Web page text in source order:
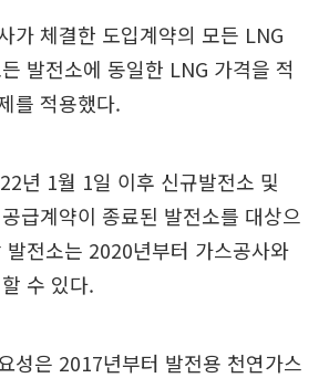
가 체결한 도입계약의 모든 LNG
발전소에 동일한 LNG 가격을 적
를 적용했다.
년 1월 1일 이후 신규발전소 및
급계약이 종료된 발전소를 대상으
발전소는 2020년부터 가스공사와
수 있다.
성은 2017년부터 발전용 천연가스